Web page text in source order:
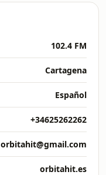
102.4 FM
Cartagena
Español
+34625262262
orbitahit@gmail.com
orbitahit.es